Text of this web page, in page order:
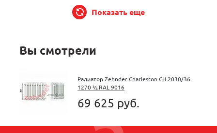
Показать еще
Вы смотрели
Радиатор Zehnder Charleston CH 2030/36
1270 ¾ RAL 9016
69 625 руб.